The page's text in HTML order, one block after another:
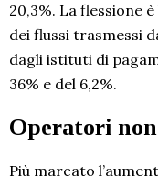
20,3%. La flessione
dei flussi trasmessi
dagli istituti di
36% e del 6,2%.
Operatori
Più marcato